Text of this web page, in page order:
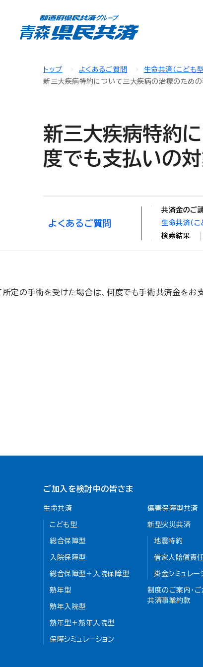
トップ よくあるご質問
生命共済（こども
新三大疾病特約について三大疾病の治療のため
新三大疾病特約
度でも支払いの
よくあるご質問
共済金のご
生命共済（
検索結果
定の手術を受けた場合は、何度でも手術共済金をお
ご加入を検討中の皆さま
生命共済
こども型
総合保障型
入院保障型
総合保障型＋入院保障型
熟年型
熟年入院型
熟年型＋熟年入院型
保障シミュレーション
傷害保障型共済
新型火災共済
地震特約
借家人賠償責
掛金シミュレー
制度のご案内・ご
共済事業約款